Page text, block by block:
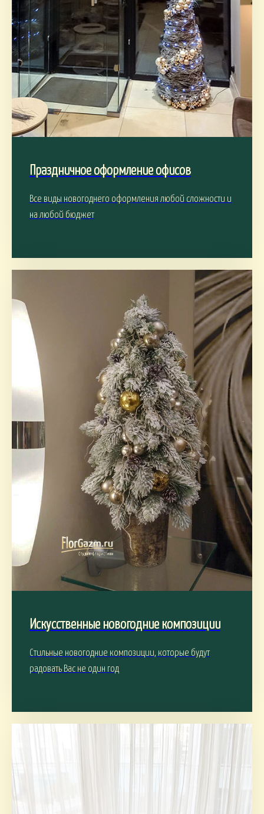
Праздничное оформление офисов
Все виды новогоднего оформления любой сложности и
на любой бюджет
Искусственные новогодние композиции
Стильные новогодние композиции, которые будут
радовать Вас не один год